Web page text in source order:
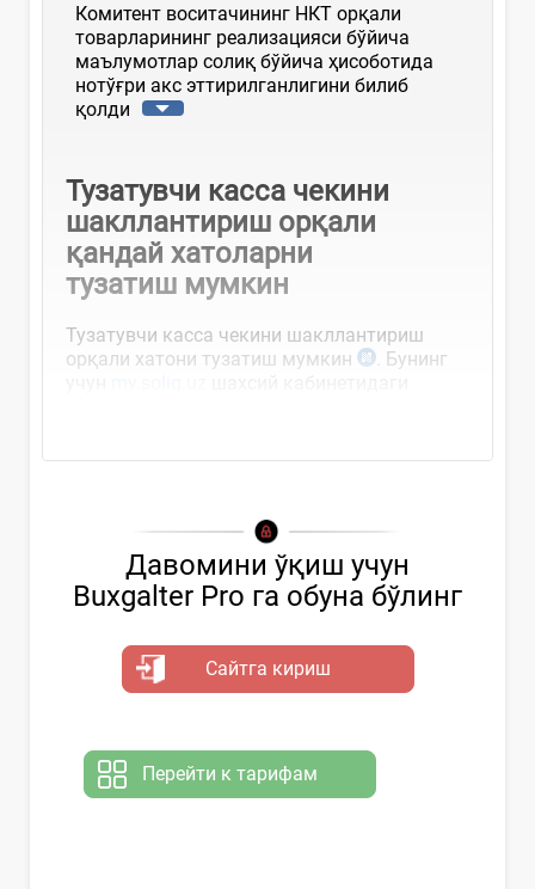
Комитент воситачининг НКТ орқали
товарларининг реализацияси бўйича
маълумотлар солиқ бўйича ҳисоботида
нотўғри акс эттирилганлигини билиб
қолди
Тузатувчи касса чекини
шакллантириш орқали
қандай хатоларни
тузатиш мумкин
Тузатувчи касса чекини шакллантириш
орқали хатони тузатиш мумкин
. Бунинг
Давомини ўқиш учун
Buxgalter Pro га обуна бўлинг
Сайтга кириш
Перейти к тарифам